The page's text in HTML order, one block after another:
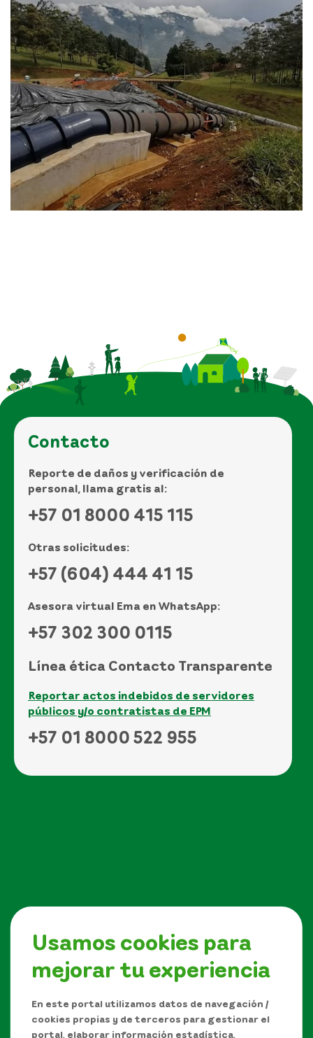
Usamos cookies para
mejorar tu experiencia
En este portal utilizamos datos de navegación /
cookies propias y de terceros para gestionar el
portal, elaborar información estadística,
Contacto
Reporte de daños y verificación de
personal, llama gratis al:
+57 01 8000 415 115
Otras solicitudes:
+57 (604) 444 41 15
Asesora virtual Ema en WhatsApp:
+57 302 300 0115
Línea ética Contacto Transparente
Reportar actos indebidos de servidores
públicos y/o contratistas de EPM
+57 01 8000 522 955
Síguenos en